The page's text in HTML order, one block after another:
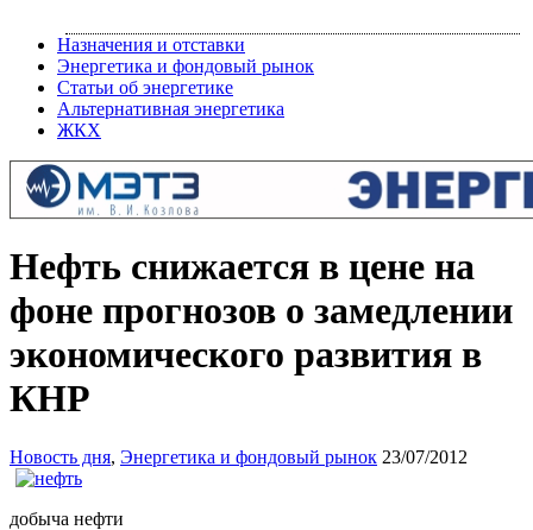
Назначения и отставки
Энергетика и фондовый рынок
Статьи об энергетике
Альтернативная энергетика
ЖКХ
Нефть снижается в цене на
фоне прогнозов о замедлении
экономического развития в
КНР
Новость дня, Энергетика и фондовый рынок 23/07/2012
добыча нефти